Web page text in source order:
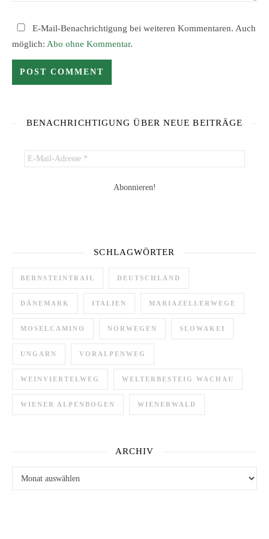
E-Mail-Benachrichtigung bei weiteren Kommentaren. Auch
möglich: Abo ohne Kommentar.
BENACHRICHTIGUNG ÜBER NEUE BEITRÄGE
SCHLAGWÖRTER
BERNSTEINTRAIL DEUTSCHLAND
DÄNEMARK ITALIEN MARIAZELLERWEGE
MOSELCAMINO NORWEGEN SLOWAKEI
UNGARN VORALPENWEG
WEINVIERTELWEG WELTERBESTEIG WACHAU
WIENER ALPENBOGEN WIENERWALD
ARCHIV